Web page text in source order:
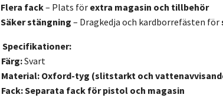
Flera fack– Plats för extra magasin och tillbehör
Säker stängning – Dragkedja och kardborrefästen för
Specifikationer:
Färg:Svart
Material: Oxford-tyg (slitstarkt och
Fack:Separata fack för pistol och magasin